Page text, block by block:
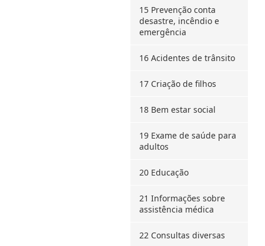
15 Prevenção conta
desastre, incêndio e
emergência
16 Acidentes de trânsito
17 Criação de filhos
18 Bem estar social
19 Exame de saúde para
adultos
20 Educação
21 Informações sobre
assistência médica
22 Consultas diversas